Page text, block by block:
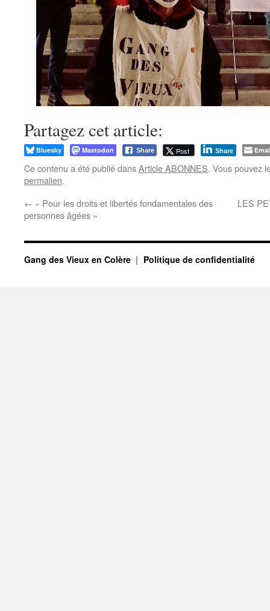
Partagez cet article:
Bluesky Mastodon Share Post Share
Ce contenu a été publié dansArticle ABONNES. Vous pouvez
permalien.
← « Pour les droits et libertés fondamentales des
personnes âgées »
LES
Gang des Vieux en Colère Politique de confidentialité